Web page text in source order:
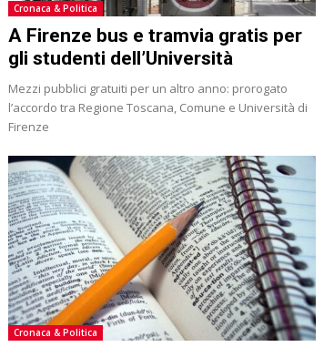
Cronaca & Politica
A Firenze bus e tramvia gratis per
gli studenti dell’Università
Mezzi pubblici gratuiti per un altro anno: prorogato
l’accordo tra Regione Toscana, Comune e Università di
Firenze
Cronaca & Politica